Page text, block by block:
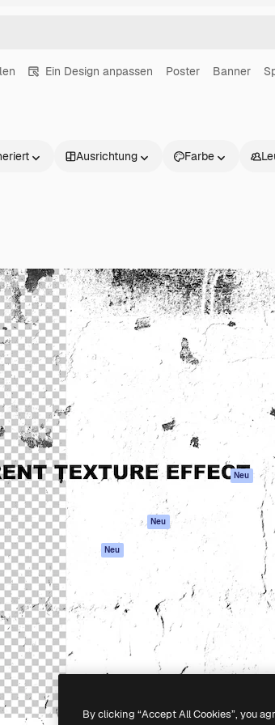
Ein Design anpassen Poster Banner
Ausrichtung Farbe
1 Million
Produkte
Spaces
KI-Assistent
KI-Bildgenerator
KI-Videogenerator
KI-
Stimmengenerator
Stock-Inhalte
MCP für
Claude/ChatGPT
Neu
Agenten Neu
API
Mobile App
Alle Magnific-Tools
Loslegen
Academy
Dokumentation
Support
AGB
Originale Neu
Cookie-Richtlinie
Vertrauenszentrum
Partner
Unternehmen
S.L.U.Alle Rechte vorbehalten
By clicking “Accept All Cookies”, you